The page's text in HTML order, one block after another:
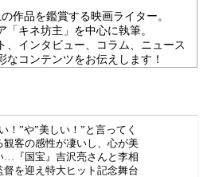
作品を鑑賞する映画ライター。
「キネ坊主」を中心に執筆。
、インタビュー、コラム、ニュース
なコンテンツをお伝えします！
！”や”美しい！”と言ってく
観客の感性が凄いし、心が美
…『国宝』吉沢亮さんと李相
督を迎え特大ヒット記念舞台